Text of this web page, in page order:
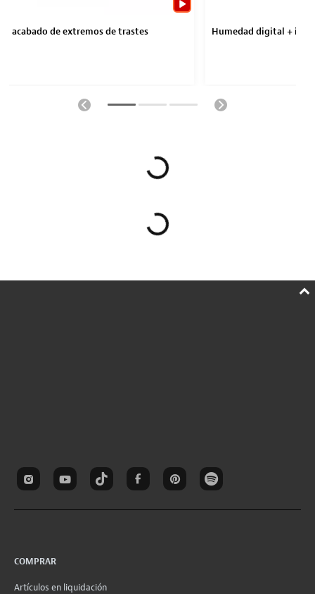
acabado de extremos de trastes Humedad digital +
COMPRAR
Artículos en liquidación